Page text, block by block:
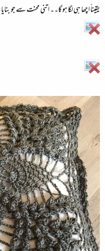
یقیناً اچھا ہی لگا ہو گا۔۔ اتنی محنت سے جو